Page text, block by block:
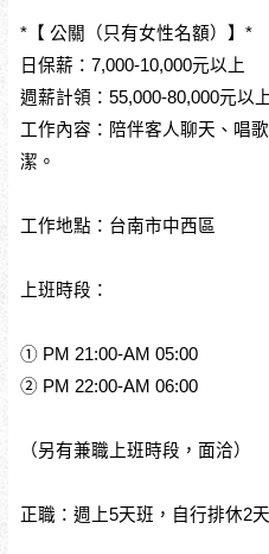
*【 公關（只有女性名額）】*
日保薪：7,000-10,000元以上
週薪計領：55,000-80,000元以上
工作內容：陪伴客人聊天、唱
潔。
工作地點：台南市中西區
上班時段：
① PM 21:00-AM 05:00
② PM 22:00-AM 06:00
（另有兼職上班時段，面洽）
正職：週上5天班，自行排休2天